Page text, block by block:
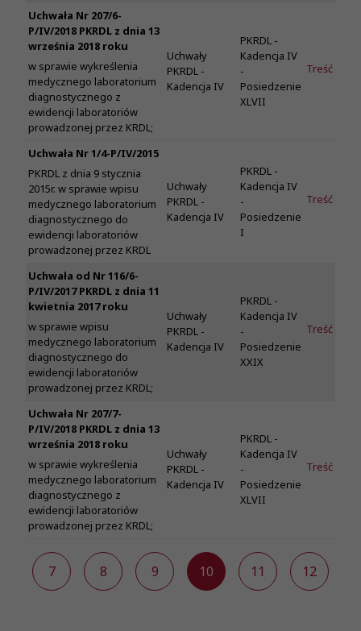
Uchwała Nr 207/6-
P/IV/2018 PKRDL z dnia 13
września 2018 roku
w sprawie wykreślenia
medycznego laboratorium
diagnostycznego z
ewidencji laboratoriów
prowadzonej przez KRDL;
Uchwały
PKRDL -
Kadencja IV
PKRDL -
Kadencja IV
-
Posiedzenie
XLVII
Treść
Uchwała Nr 1/4-P/IV/2015
PKRDL z dnia 9 stycznia
2015r. w sprawie wpisu
medycznego laboratorium
diagnostycznego do
ewidencji laboratoriów
prowadzonej przez KRDL
Uchwały
PKRDL -
Kadencja IV
PKRDL -
Kadencja IV
-
Posiedzenie
I
Treść
Uchwała od Nr 116/6-
P/IV/2017 PKRDL z dnia 11
kwietnia 2017 roku
w sprawie wpisu
medycznego laboratorium
diagnostycznego do
ewidencji laboratoriów
prowadzonej przez KRDL;
Uchwały
PKRDL -
Kadencja IV
PKRDL -
Kadencja IV
-
Posiedzenie
XXIX
Treść
Uchwała Nr 207/7-
P/IV/2018 PKRDL z dnia 13
września 2018 roku
w sprawie wykreślenia
medycznego laboratorium
diagnostycznego z
ewidencji laboratoriów
prowadzonej przez KRDL;
Uchwały
PKRDL -
Kadencja IV
PKRDL -
Kadencja IV
-
Posiedzenie
XLVII
Treść
7 8 9 10 11 12